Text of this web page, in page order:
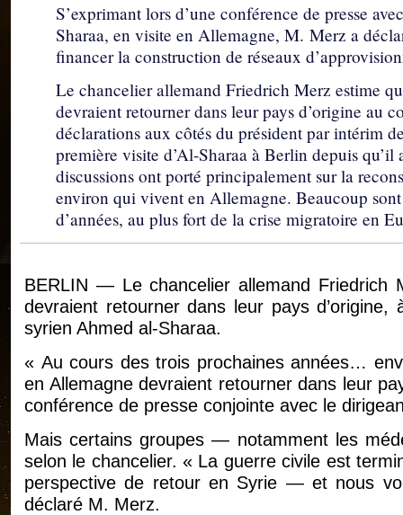
S’exprimant lors d’une conférence de presse
Sharaa, en visite en Allemagne, M. Merz a
financer la construction de réseaux
Le chancelier allemand Friedrich Merz estime
devraient retourner dans leur pays d’origine au
déclarations aux côtés du président par intérim
première visite d’Al-Sharaa à Berlin depuis
discussions ont porté principalement sur la
environ qui vivent en Allemagne. Beaucoup
d’années, au plus fort de la crise migratoire en
BERLIN — Le chancelier allemand Friedrich
devraient retourner dans leur pays d’origine,
syrien Ahmed al-Sharaa.
« Au cours des trois prochaines années…
en Allemagne devraient retourner dans leur
conférence de presse conjointe avec le
Mais certains groupes — notamment les
selon le chancelier. « La guerre civile est
perspective de retour en Syrie — et nous
déclaré M. Merz.